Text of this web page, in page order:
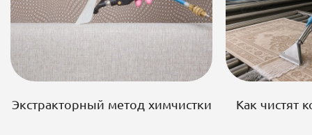
Экстракторный метод химчистки Как чистят